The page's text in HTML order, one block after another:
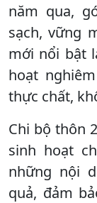
năm qua,
sạch, vững
mới nổi bật
hoạt
thực chất,
Chi bộ thôn
sinh hoạt
những nội
quả, đảm